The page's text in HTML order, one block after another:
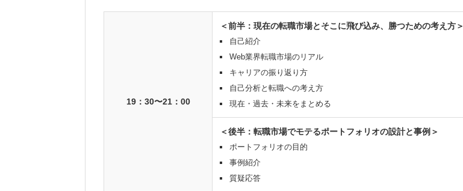
19：30〜21：00
＜前半：現在の転職市場とそこに飛び込み、勝つための考え方＞
自己紹介
Web業界転職市場のリアル
キャリアの振り返り方
自己分析と転職への考え方
現在・過去・未来をまとめる
＜後半：転職市場でモテるポートフォリオの設計と事例＞
ポートフォリオの目的
事例紹介
質疑応答